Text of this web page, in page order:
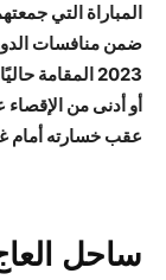
المباراة التي
ضمن منافسات
2023 المقامة
أو أدنى من
عقب خسارته أمام غينيا الاستوائية